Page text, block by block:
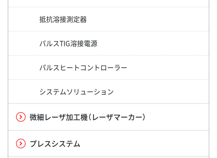
抵抗溶接測定器
パルスTIG溶接電源
パルスヒートコントローラー
システムソリューション
微細レーザ加工機（レーザマーカー）
プレスシステム